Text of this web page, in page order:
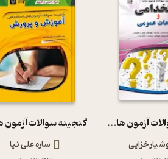
گنجینه سوالات آزمون های استخدامی و اطلاعات عمومی
خزایی
ساره علی نیا